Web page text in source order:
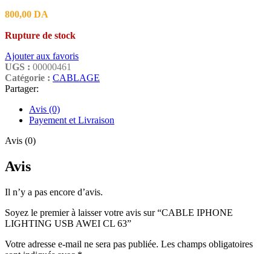
800,00 DA
Rupture de stock
Ajouter aux favoris
UGS : 00000461
Catégorie : CABLAGE
Partager:
Avis (0)
Payement et Livraison
Avis (0)
Avis
Il n’y a pas encore d’avis.
Soyez le premier à laisser votre avis sur “CABLE IPHONE
LIGHTING USB AWEI CL 63”
Votre adresse e-mail ne sera pas publiée. Les champs obligatoires